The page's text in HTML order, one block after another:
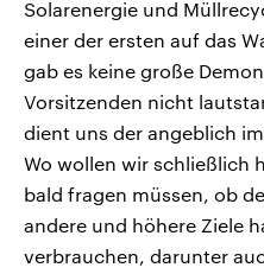
Solarenergie und
einer der ersten auf das
gab es keine große
Vorsitzenden nicht
dient uns der angeblich
Wo wollen wir schließlich
bald fragen müssen, ob
andere und höhere Ziele
verbrauchen, darunter